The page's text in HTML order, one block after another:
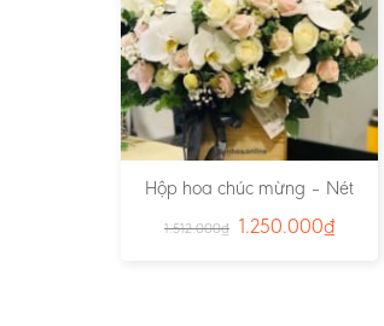
Hộp hoa chúc mừng – Nét
1.512.000₫ 1.250.000₫